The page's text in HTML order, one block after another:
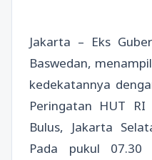
Jakarta – Eks
Baswedan,
kedekatannya
Peringatan HUT
Bulus, Jakarta
Pada pukul 07.30